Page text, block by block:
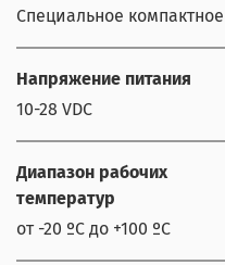
Специальное компактное
Напряжение питания
10-28 VDC
Диапазон рабочих
температур
от -20 ºС до +100 ºС